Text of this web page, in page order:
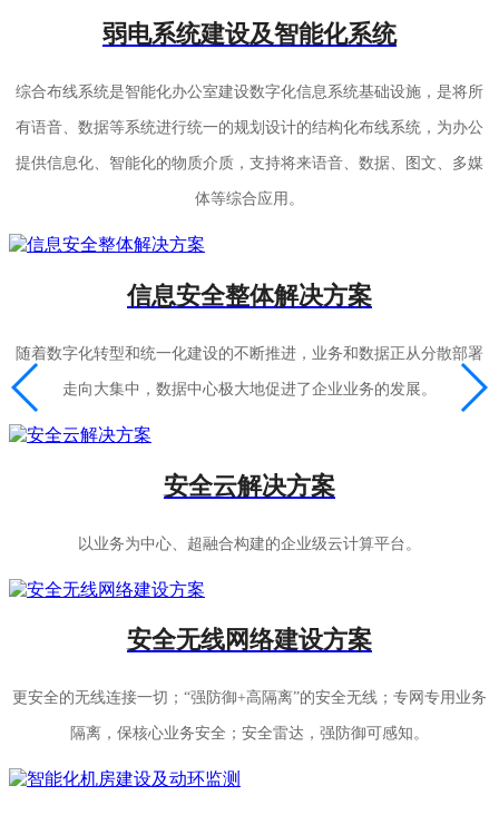
弱电系统建设及智能化系统
综合布线系统是智能化办公室建设数字化信息系统基础设施，是将所
有语音、数据等系统进行统一的规划设计的结构化布线系统，为办公
提供信息化、智能化的物质介质，支持将来语音、数据、图文、多媒
体等综合应用。
信息安全整体解决方案
随着数字化转型和统一化建设的不断推进，业务和数据正从分散部署
走向大集中，数据中心极大地促进了企业业务的发展。
安全云解决方案
以业务为中心、超融合构建的企业级云计算平台。
安全无线网络建设方案
更安全的无线连接一切；“强防御+高隔离”的安全无线；专网专用业务
隔离，保核心业务安全；安全雷达，强防御可感知。